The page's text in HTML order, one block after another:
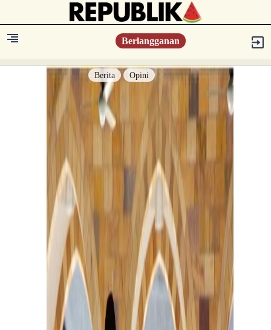
Berlangganan
Berita Opini
Berita
Islam Digest
Hikmah
Opini
Konsultasi Syariah
Resonansi
Sejarah
Lensa